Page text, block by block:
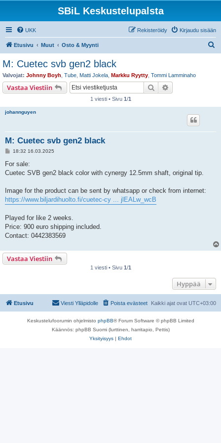
SBiL Keskustelupalsta
UKK Kirjaudu sisään
Rekisteröidy
Etusivu Muut Osto & Myynti
M: Cuetec svb gen2 black
Valvojat: Johnny Boyh Tube Matti Jokela Markku Ryytty Tommi Lamminaho
Vastaa Viestiin Etsi
1 viesti • Sivu 1/1
johannguyen
M: Cuetec svb gen2 black
V
e
t
18:32 16.03.2025
For sale:
Cuetec SVB gen2 black color with cynergy 12.5mm shaft, original tip.
Image for the product can be sent by whatsapp or check from internet:
https://www.biljardihuolto.fi/cuetec-cy ... jlEALw_wcB
Played for like 2 weeks.
Price: 900 euro shipping included.
Contact: 0442383569
Vastaa Viestiin
1 viesti • Sivu 1/1
Hyppää
Etusivu Kaikki ajat ovat UTC+03:00
Poista evästeet
Viesti Ylläpidolle
Keskustelufoorumin ohjelmisto phpBB® Forum Software © phpBB Limited
Käännös: phpBB Suomi (lurttinen, harritapio, Pettis)
Yksityisyys | Ehdot